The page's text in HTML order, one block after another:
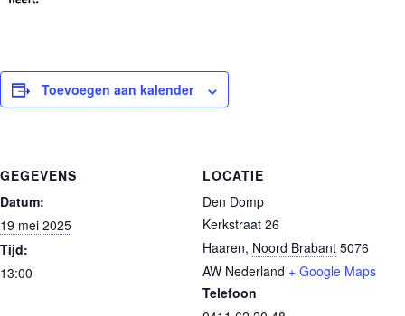
Toevoegen aan kalender
GEGEVENS
Datum:
19 mei 2025
Tijd:
13:00
LOCATIE
Den Domp
Kerkstraat 26
Haaren, Noord Brabant 5076
AW Nederland + Google Maps
Telefoon